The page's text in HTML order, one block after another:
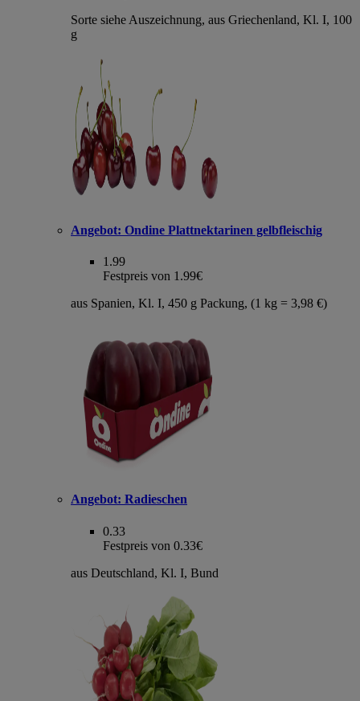
Sorte siehe Auszeichnung, aus Griechenland, Kl. I, 100
g
Angebot: Ondine Plattnektarinen gelbfleischig
1.99
Festpreis von 1.99€
aus Spanien, Kl. I, 450 g Packung, (1 kg = 3,98 €)
Angebot: Radieschen
0.33
Festpreis von 0.33€
aus Deutschland, Kl. I, Bund